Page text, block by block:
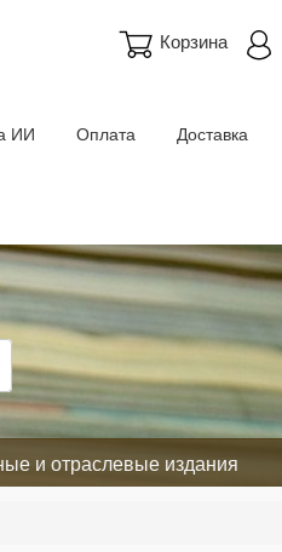
Корзина
ИИ Оплата Доставка
и отраслевые издания